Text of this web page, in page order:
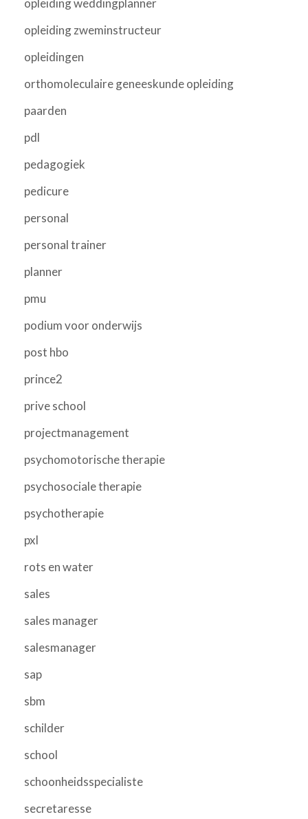
opleiding zweminstructeur
opleidingen
orthomoleculaire geneeskunde opleiding
paarden
pdl
pedagogiek
pedicure
personal
personal trainer
planner
pmu
podium voor onderwijs
post hbo
prince2
prive school
projectmanagement
psychomotorische therapie
psychosociale therapie
psychotherapie
pxl
rots en water
sales
sales manager
salesmanager
sap
sbm
schilder
school
schoonheidsspecialiste
secretaresse